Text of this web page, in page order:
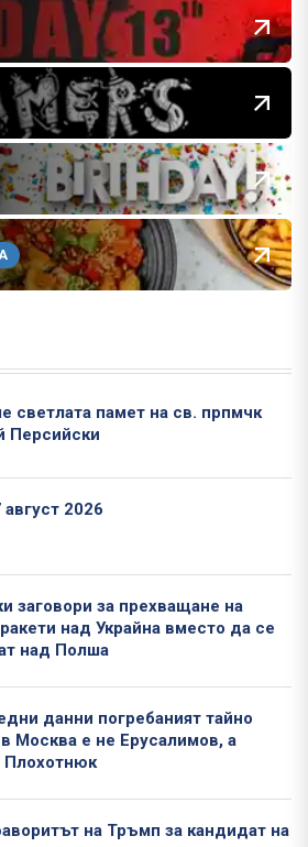
светлата памет на св. прпмчк
Персийски
2026
заговори за прехващане на
над Украйна вместо да се
над Полша
данни погребаният тайно
Москва е не Ерусалимов, а
Плохотнюк
на Тръмп за кандидат на